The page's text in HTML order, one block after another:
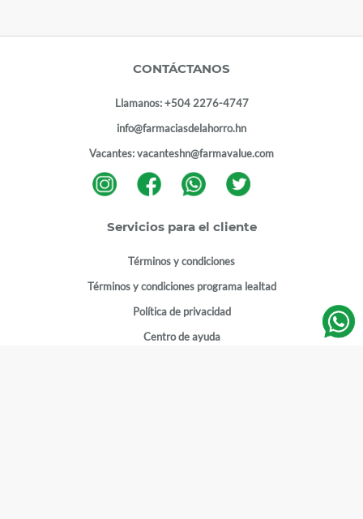
CONTÁCTANOS
Llamanos:+504 2276-4747
info@farmaciasdelahorro.hn
Vacantes:vacanteshn@farmavalue.com
Servicios para el cliente
Términos y condiciones
Términos y condiciones programa lealtad
Política de privacidad
Centro de ayuda